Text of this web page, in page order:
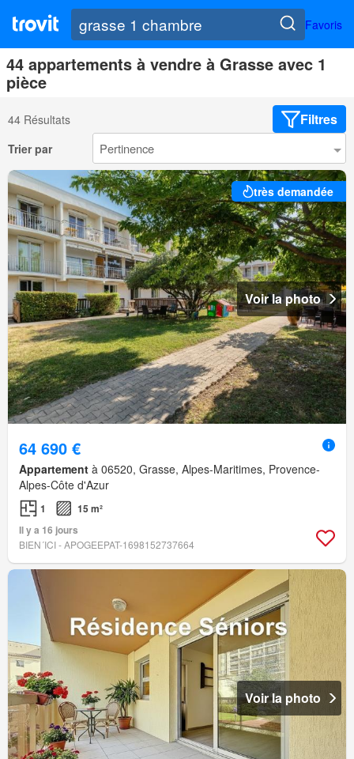
Favoris
44 appartements à vendre à Grasse avec 1
pièce
44 Résultats Filtres
Trier par
très demandée
Voir la photo
64 690 €
Appartement à 06520, Grasse, Alpes-Maritimes, Provence-
Alpes-Côte d'Azur
1
15 m²
Il y a 16 jours
BIEN´ICI - APOGEEPAT-1698152737664
Voir la photo